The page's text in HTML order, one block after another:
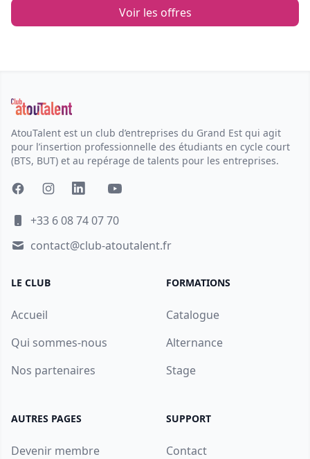
Voir les offres
AtouTalent est un club d’entreprises du Grand Est qui agit
pour l’insertion professionnelle des étudiants en cycle court
(BTS, BUT) et au repérage de talents pour les entreprises.
+33 6 08 74 07 70
contact@club-atoutalent.fr
LE CLUB
Accueil
Qui sommes-nous
Nos partenaires
FORMATIONS
Catalogue
Alternance
Stage
AUTRES PAGES
Devenir membre
SUPPORT
Contact